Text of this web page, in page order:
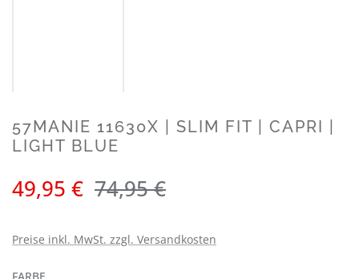
57MANIE 11630X | SLIM FIT | CAPRI |
LIGHT BLUE
Verkaufspreis:
49,95 € Regulärer Preis:
74,95 €
Preise inkl. MwSt. zzgl. Versandkosten